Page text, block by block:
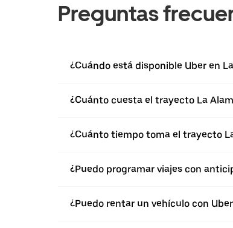
Preguntas
¿Cuándo está disponible Uber en
¿Cuánto cuesta el trayecto La
¿Cuánto tiempo toma el trayecto
¿Puedo programar viajes con
¿Puedo rentar un vehículo con